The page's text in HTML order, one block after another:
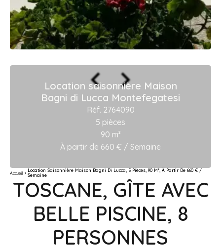
Location saisonnière Maison
Bagni di Lucca Montefegatesi
Réf. 2764090
5 pièces
90 m²
À partir de 660 € / Semaine
Accueil
Location Saisonnière Maison Bagni Di Lucca, 5 Pièces, 90 M², À Partir De 660 € /
Semaine
TOSCANE, GÎTE AVEC
BELLE PISCINE, 8
PERSONNES